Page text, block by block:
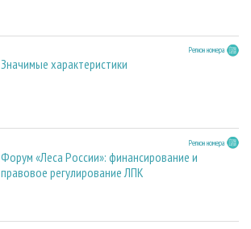
Регион номера
Значимые характеристики
Регион номера
Форум «Леса России»: финансирование и
правовое регулирование ЛПК